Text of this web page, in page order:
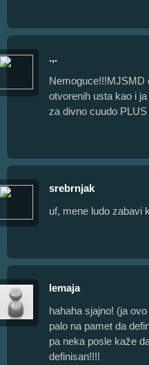
.,.
Nemoguce!!!MJSMD
otvorenih usta kao i
za divno cuudo PLUS
srebrnjak
uf, mene ludo zabavi
lemaja
hahaha sjajno! (ja
palo na pamet da
pa neka posle kaže
definisan!!!!